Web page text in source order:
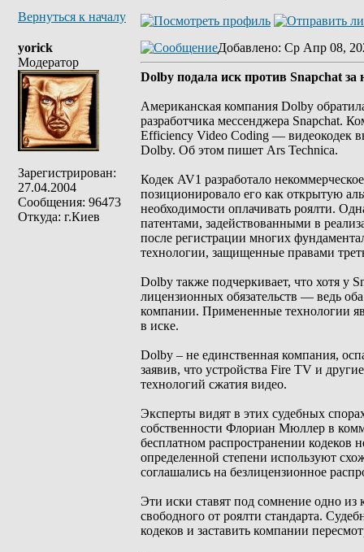
Вернуться к началу
yorick
Модератор
Зарегистрирован:
27.04.2004
Сообщения: 96473
Откуда: г.Киев
Добавлено: Ср Апр 08,
Dolby подала иск против Snapchat
Американская компания Dolby
разработчика мессенджера Snapchat.
Efficiency Video Coding — видеокодек
Dolby. Об этом пишет Ars Technica.
Кодек AV1 разработало
позиционировало его как открытую
необходимости оплачивать роялти.
патентами, задействованными в
после регистрации многих
технологии, защищенные правами
Dolby также подчеркивает, что хотя у
лицензионных обязательств — ведь
компании. Примененные технологии
в иске.
Dolby – не единственная компания,
заявив, что устройства Fire TV и
технологий сжатия видео.
Эксперты видят в этих судебных
собственности Флориан Мюллер в
бесплатном распространении кодеков
определенной степени используют
соглашались на безлицензионное
Эти иски ставят под сомнение одно
свободного от роялти стандарта.
кодеков и заставить компании